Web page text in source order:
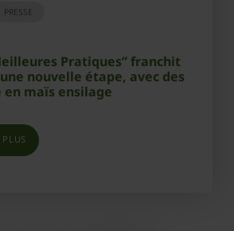
PRESSE
Pratiques” franchit
nouvelle étape, avec des
maïs ensilage